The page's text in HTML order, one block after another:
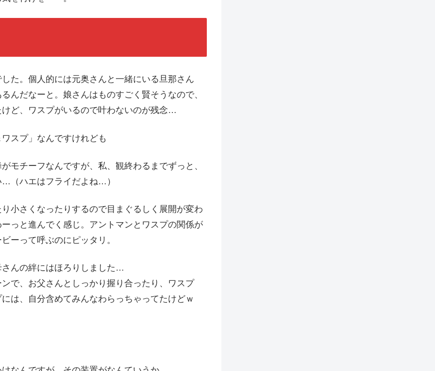
た。個人的には元奥さんと一緒にいる旦那さん
んだなーと。娘さんはものすごく賢そうなので、
ど、ワスプがいるので叶わないのが残念…
スプ」なんですけれども
モチーフなんですが、私、観終わるまでずっと、
（ハエはフライだよね…）
小さくなったりするので目まぐるしく展開が変わ
っと進んでく感じ。アントマンとワスプの関係が
ーって呼ぶのにピッタリ。
んの絆にはほろりしました…
で、お父さんとしっかり握り合ったり、ワスプ
は、自分含めてみんなわらっちゃってたけどｗ